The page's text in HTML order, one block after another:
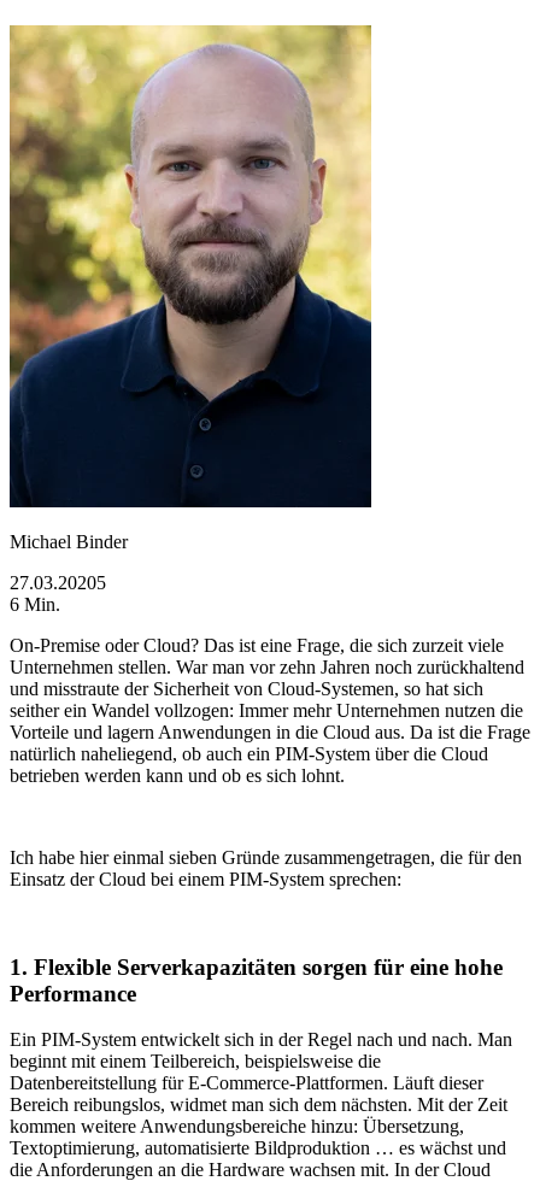
Michael Binder
27.03.20205
6 Min.
On-Premise oder Cloud? Das ist eine Frage, die sich zurzeit viele
Unternehmen stellen. War man vor zehn Jahren noch zurückhaltend
und misstraute der Sicherheit von Cloud-Systemen, so hat sich
seither ein Wandel vollzogen: Immer mehr Unternehmen nutzen die
Vorteile und lagern Anwendungen in die Cloud aus. Da ist die Frage
natürlich naheliegend, ob auch ein PIM-System über die Cloud
betrieben werden kann und ob es sich lohnt.
Ich habe hier einmal sieben Gründe zusammengetragen, die für den
Einsatz der Cloud bei einem PIM-System sprechen:
1. Flexible Serverkapazitäten sorgen für eine hohe
Performance
Ein PIM-System entwickelt sich in der Regel nach und nach. Man
beginnt mit einem Teilbereich, beispielsweise die
Datenbereitstellung für E-Commerce-Plattformen. Läuft dieser
Bereich reibungslos, widmet man sich dem nächsten. Mit der Zeit
kommen weitere Anwendungsbereiche hinzu: Übersetzung,
Textoptimierung, automatisierte Bildproduktion … es wächst und
die Anforderungen an die Hardware wachsen mit. In der Cloud